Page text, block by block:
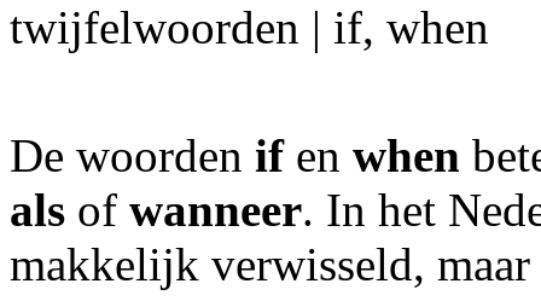
twijfelwoorden | if, when
De woorden ifen when
als of wanneer. In het
makkelijk verwisseld,